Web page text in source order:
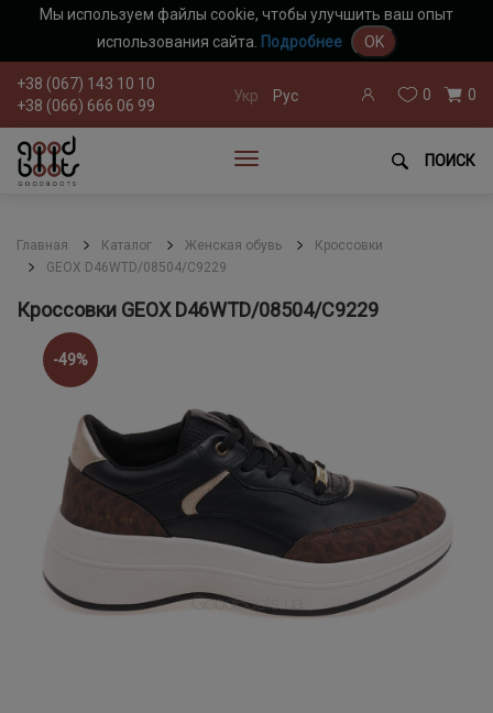
Мы используем файлы cookie, чтобы улучшить ваш опыт
использования сайта. Подробнее OK
+38 (067) 143 10 10
+38 (066) 666 06 99
Укр Рус 0 0
ПОИСК
Главная Каталог Женская обувь
Кроссовки
GEOX D46WTD/08504/C9229
Кроссовки GEOX D46WTD/08504/C9229
-49%